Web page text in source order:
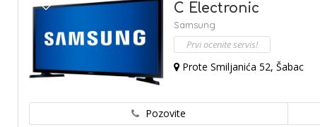
C Electronic
Samsung
Prvi ocenite servis!
Prote Smiljanića 52, Šabac
Pozovite